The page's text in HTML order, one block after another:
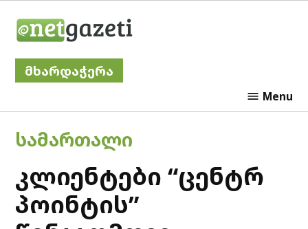
მხარდაჭერა
Menu
POSTED
ᲡᲐᲛᲐᲠᲗᲐᲚᲘ
კლიენტები “ცენტრ
პოინტის”